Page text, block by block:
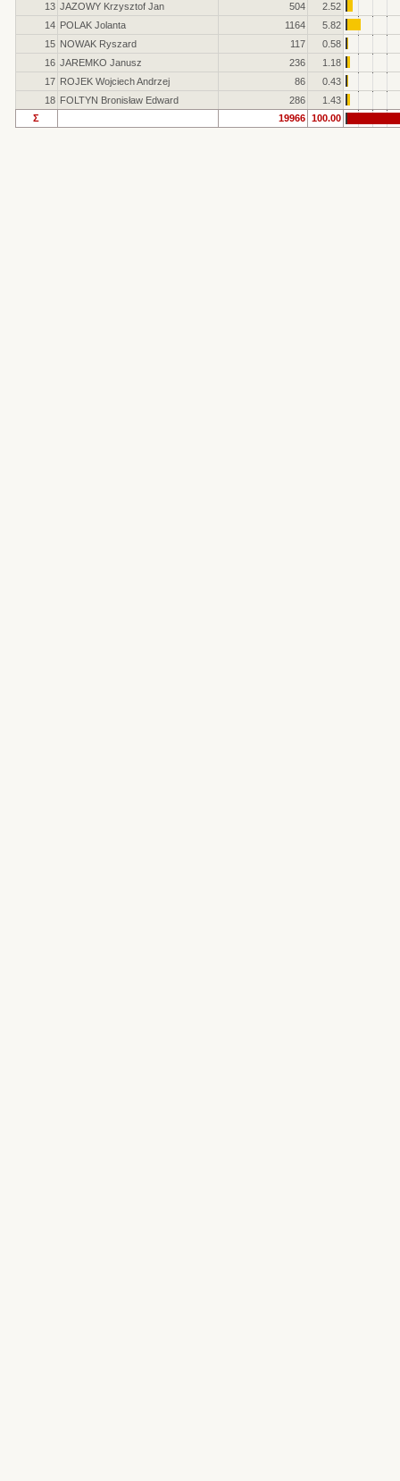
13 JAZOWY Krzysztof Jan 504
2.52
14 POLAK Jolanta 1164
5.82
15 NOWAK Ryszard 117
0.58
16 JAREMKO Janusz 236
1.18
17 ROJEK Wojciech Andrzej 86
0.43
18 FOLTYN Bronisław Edward 286
1.43
Σ
19966 100.00